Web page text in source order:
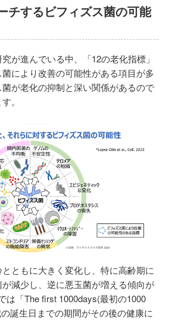
チするビフィズス菌の可能
が進んでいる中、「12の老化指標」
により改善の可能性がある項目が多
が老化の抑制と深い関係があるので
。
ともに大きく変化し、特に高齢期に
減少し、逆に悪玉菌が増える傾向が
は「The first 1000days(最初の1000
誕生日までの期間がその後の健康に